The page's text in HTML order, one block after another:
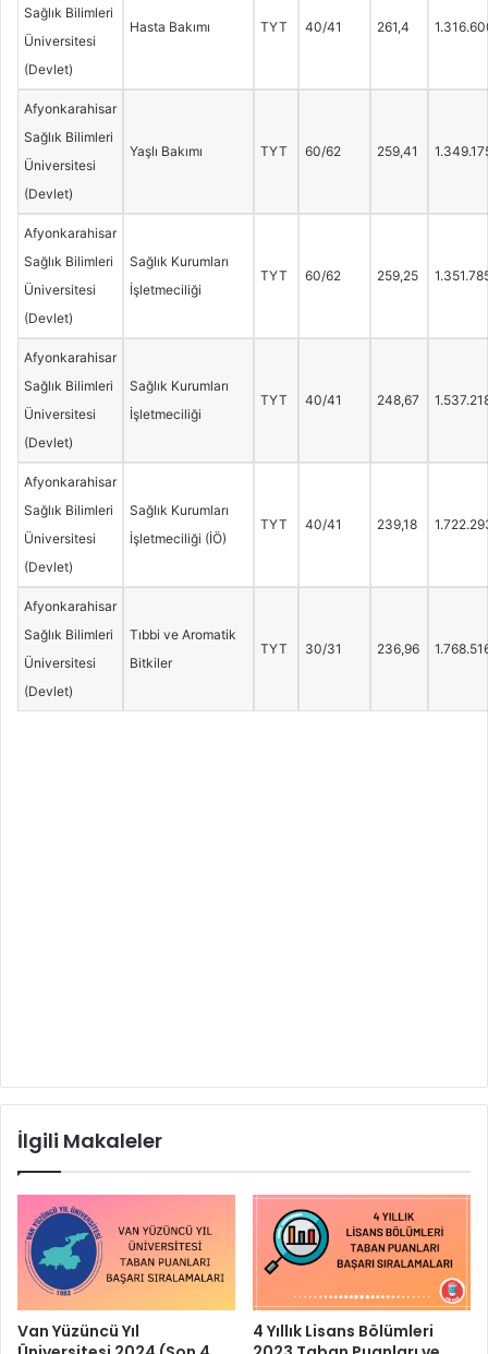
Sağlık Bilimleri
Üniversitesi
(Devlet)
Hasta Bakımı TYT 40/41 261,4
Afyonkarahisar
Sağlık Bilimleri
Üniversitesi
(Devlet)
Yaşlı Bakımı TYT 60/62 259,41
Afyonkarahisar
Sağlık Bilimleri
Üniversitesi
(Devlet)
Sağlık Kurumları
İşletmeciliği
TYT 60/62 259,25
Afyonkarahisar
Sağlık Bilimleri
Üniversitesi
(Devlet)
Sağlık Kurumları
İşletmeciliği
TYT 40/41 248,67
Afyonkarahisar
Sağlık Bilimleri
Üniversitesi
(Devlet)
Sağlık Kurumları
İşletmeciliği (İÖ)
TYT 40/41 239,18
Afyonkarahisar
Sağlık Bilimleri
Üniversitesi
(Devlet)
Tıbbi ve Aromatik
Bitkiler
TYT 30/31 236,96
İlgili Makaleler
Van Yüzüncü Yıl
4 Yıllık Lisans Bölümleri